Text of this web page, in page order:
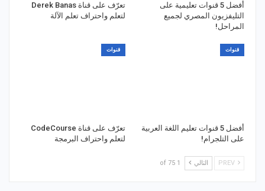
أفضل 5 قنوات تعليمية على
التليفزيون المصري لجميع
المراحل!
تعرّف على قناة Derek Banas
لتعلم واحتراف تعلم الآلة
قنوات
أفضل 5 قنوات تعليم اللغة العربية
على التلجرام!
قنوات
تعرّف على قناة CodeCourse
لتعلم واحتراف البرمجة
التالي 1 of 75